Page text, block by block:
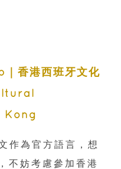
香港西班牙文化
Kong
作為官方語言，想
不妨考慮參加香港